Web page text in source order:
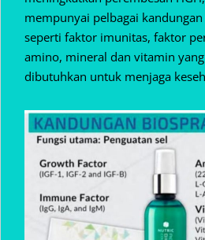
mempunyai pelbagai
seperti faktor imunitas, faktor
amino, mineral dan vitamin
dibutuhkan untuk menjaga